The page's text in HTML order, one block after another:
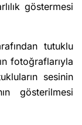
göstermesi
tutuklu
fotoğraflarıyla
sesinin
gösterilmesi